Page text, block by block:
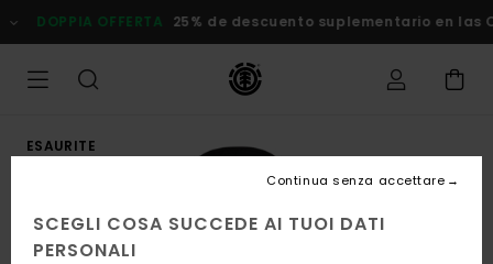
alle
informazioni
prodotto
DOPPIA OFFERTA 25% de descuento suplementario en las
ESAURITE
SCEGLI COSA SUCCEDE AI TUOI DATI
PERSONALI
Continua senza accettare